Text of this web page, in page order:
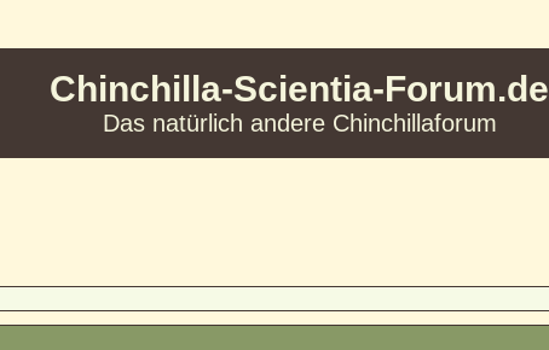
Chinchilla-Scientia-Forum.de
Das natürlich andere Chinchillaforum